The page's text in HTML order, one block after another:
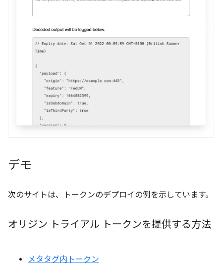
デモ
次のサイトは、トークンのデプロイの例を示しています。
オリジン トライアル トークンを提供する方法
メタタグ内トークン